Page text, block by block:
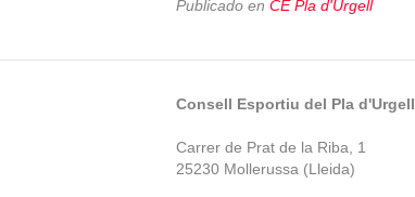
Publicado en CE Pla d'Urgell
Consell Esportiu del Pla d'Urgell
Carrer de Prat de la Riba, 1
25230 Mollerussa (Lleida)